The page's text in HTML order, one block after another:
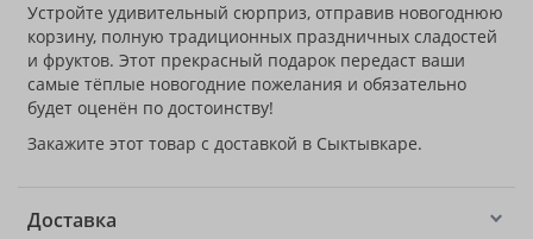
Устройте удивительный сюрприз, отправив новогоднюю
корзину, полную традиционных праздничных сладостей
и фруктов. Этот прекрасный подарок передаст ваши
самые тёплые новогодние пожелания и обязательно
будет оценён по достоинству!
Закажите этот товар с доставкой в Сыктывкаре.
Доставка